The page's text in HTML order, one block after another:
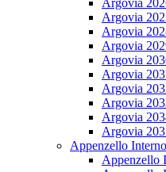
Argovia
Argovia
Argovia
Argovia
Argovia
Argovia
Argovia
Argovia
Argovia
Argovia
Appenzello Interno
Appenzello